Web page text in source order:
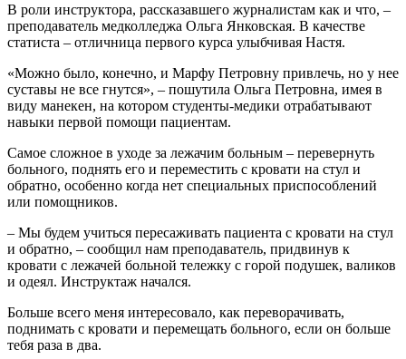
В роли инструктора, рассказавшего журналистам как и что, –
преподаватель медколледжа Ольга Янковская. В качестве
статиста – отличница первого курса улыбчивая Настя.
«Можно было, конечно, и Марфу Петровну привлечь, но у нее
суставы не все гнутся», – пошутила Ольга Петровна, имея в
виду манекен, на котором студенты-медики отрабатывают
навыки первой помощи пациентам.
Самое сложное в уходе за лежачим больным – перевернуть
больного, поднять его и переместить с кровати на стул и
обратно, особенно когда нет специальных приспособлений
или помощников.
– Мы будем учиться пересаживать пациента с кровати на стул
и обратно, – сообщил нам преподаватель, придвинув к
кровати с лежачей больной тележку с горой подушек, валиков
и одеял. Инструктаж начался.
Больше всего меня интересовало, как переворачивать,
поднимать с кровати и перемещать больного, если он больше
тебя раза в два.